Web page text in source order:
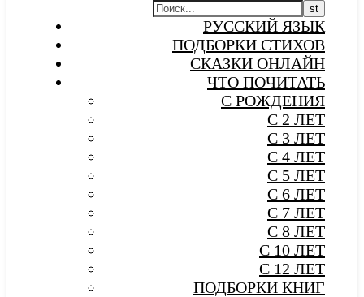
РУССКИЙ ЯЗЫК
ПОДБОРКИ СТИХОВ
СКАЗКИ ОНЛАЙН
ЧТО ПОЧИТАТЬ
С РОЖДЕНИЯ
С 2 ЛЕТ
С 3 ЛЕТ
С 4 ЛЕТ
С 5 ЛЕТ
С 6 ЛЕТ
С 7 ЛЕТ
С 8 ЛЕТ
С 10 ЛЕТ
С 12 ЛЕТ
ПОДБОРКИ КНИГ